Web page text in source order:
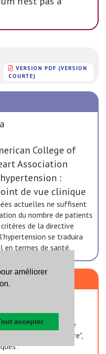
améliorer
accepter
VERSION PDF (VERSION
COURTE)
College of
Association
:
de vue clinique
actuelles ne suffisent
du nombre de patients
de la directive
se traduira
en termes de santé.
à jour
nouveautés qui
au sujet des Fiches de
: prévention secondaire",